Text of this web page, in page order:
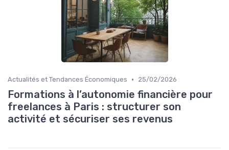
Actualités et Tendances Économiques • 25/02/2026
Formations à l’autonomie financière pour
freelances à Paris : structurer son
activité et sécuriser ses revenus